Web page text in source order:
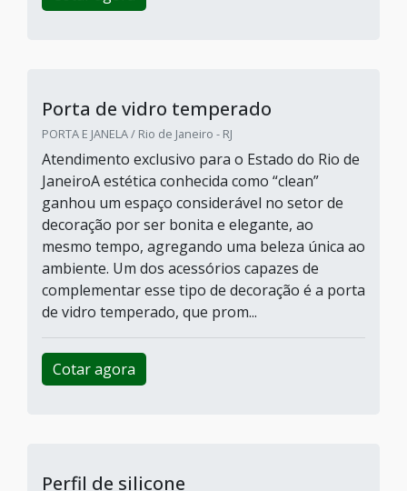
atual mercado é capacitado para atuar com
Perfil de silicone em U
Indiana Borrachas / Embu das Artes - SP
O uso do perfil de silicone em U pode ser
atrativo em diferentes atividades,
caracterizando-o como um produto de alta
versatilidade. Um dos motivos para essa
versatilidade é a variedade disponível no
mercado, sempre apresentando alto
desempenho.AS PRINCIPAIS INFORMAÇÕES